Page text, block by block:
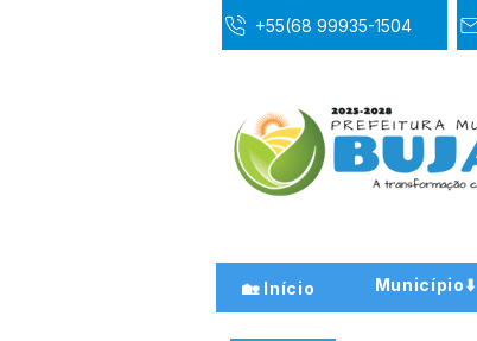
+55(68 99935-1504
🏡 Início Município⬇️